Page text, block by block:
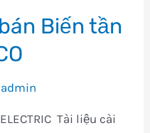
Biến tần
admin
Tài liệu cài